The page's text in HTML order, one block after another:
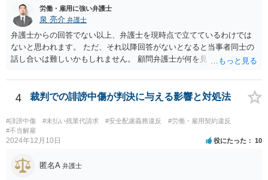
労働・雇用に強い弁護士
泉 亮介 弁護士
弁護士からの回答でない以上、弁護士を現時点で立てているわけでは
ないと思われます。 ただ、それ以降回答がないとなると当事者同士の
話し合いは難しいかもしれません。 顧問弁護士が何を見て判断したの
で、どの程度の事実を顧問弁護士が把握しているかも不明です。 有休
消化の話がないのであれば、退職手続きだけを見れば問題がなかった
4 裁判での誹謗中傷が判決に与える影響と対処法
#誹謗中傷 #未払い残業代請求 #安全配慮義務違反
#労働・雇用契約違反
#不当解雇
2024年12月10日 役にたった 10
匿名A 弁護士